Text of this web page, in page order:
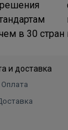
в 30 стран
и доставка
Оплата